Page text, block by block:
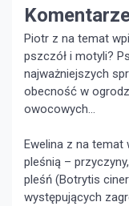
Piotr z na temat
pszczół i motyli?
najważniejszych
obecność w
owocowych...
Ewelina z na temat
pleśnią –
pleśń (Botrytis
występujących